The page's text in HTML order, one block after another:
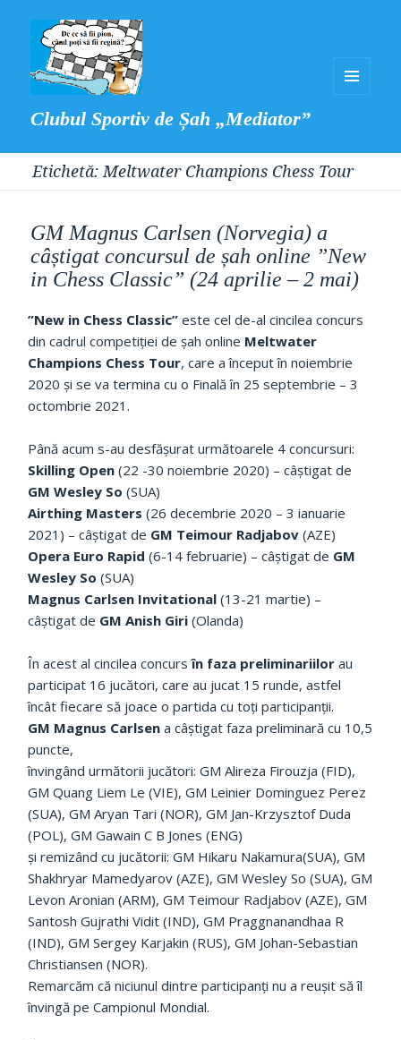
Clubul Sportiv de Șah „Mediator”
URI
Etichetă: Meltwater Champions Chess Tour
GM Magnus Carlsen (Norvegia) a
câștigat concursul de șah online ”New
in Chess Classic” (24 aprilie – 2 mai)
”New in Chess Classic” este cel de-al cincilea concurs
din cadrul competiției de șah online Meltwater
Champions Chess Tour, care a început în noiembrie
2020 și se va termina cu o Finală în 25 septembrie – 3
octombrie 2021.
Până acum s-au desfășurat următoarele 4 concursuri:
Skilling Open (22 -30 noiembrie 2020) – câștigat de
GM Wesley So (SUA)
Airthing Masters (26 decembrie 2020 – 3 ianuarie
2021) – câștigat de GM Teimour Radjabov(AZE)
Opera Euro Rapid (6-14 februarie) – câștigat de GM
Wesley So (SUA)
Magnus Carlsen Invitational (13-21 martie) –
câștigat de GM Anish Giri (Olanda)
În acest al cincilea concursîn faza preliminariilor au
participat 16 jucători, care au jucat 15 runde, astfel
încât fiecare să joace o partida cu toți participanții.
GM Magnus Carlsen a câștigat faza preliminară cu 10,5
puncte,
învingând următorii jucători: GM Alireza Firouzja (FID),
GM Quang Liem Le (VIE), GM Leinier Dominguez Perez
(SUA), GM Aryan Tari (NOR), GM Jan-Krzysztof Duda
(POL), GM Gawain C B Jones (ENG)
și remizând cu jucătorii: GM Hikaru Nakamura(SUA), GM
Shakhryar Mamedyarov (AZE), GM Wesley So (SUA), GM
Levon Aronian (ARM), GM Teimour Radjabov (AZE), GM
Santosh Gujrathi Vidit (IND), GM Praggnanandhaa R
(IND), GM Sergey Karjakin (RUS), GM Johan-Sebastian
Christiansen (NOR).
Remarcăm că niciunul dintre participanți nu a reușit să îl
învingă pe Campionul Mondial.